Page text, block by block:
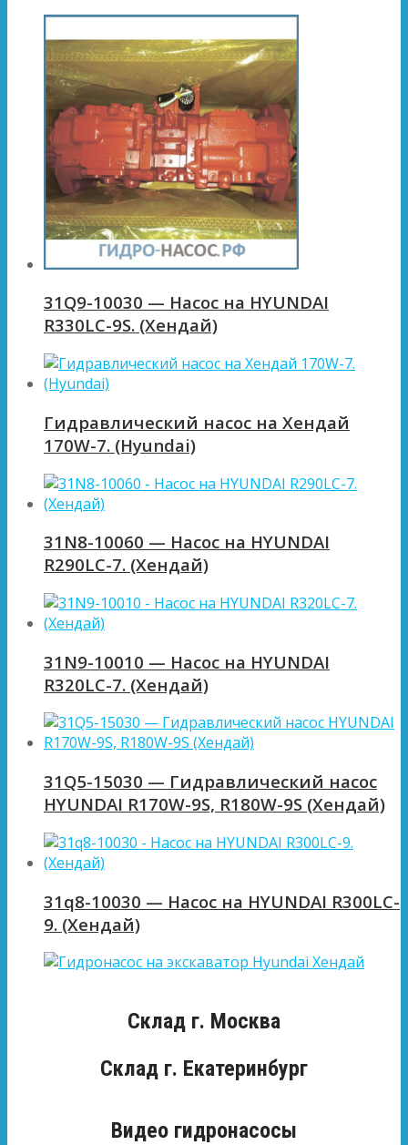
31Q9-10030 — Насос на HYUNDAI
R330LC-9S. (Хендай)
Гидравлический насос на Хендай
170W-7. (Hyundai)
31N8-10060 — Насос на HYUNDAI
R290LC-7. (Хендай)
31N9-10010 — Насос на HYUNDAI
R320LC-7. (Хендай)
31Q5-15030 — Гидравлический насос
HYUNDAI R170W-9S, R180W-9S (Хендай)
31q8-10030 — Насос на HYUNDAI R300LC-
9. (Хендай)
Склад г. Москва
Склад г. Екатеринбург
Видео гидронасосы